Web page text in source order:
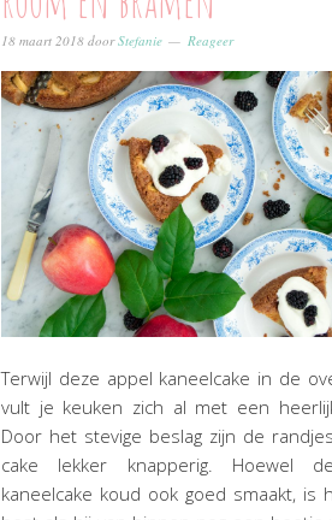
18 maart 2018 doorStefanie Reageer
Terwijl deze appel kaneelcake in de
vult je keuken zich al met een
Door het stevige beslag zijn de
cake lekker knapperig. Hoewel
kaneelcake koud ook goed smaakt, is